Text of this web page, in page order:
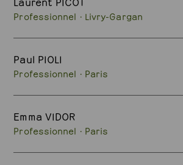
Professionnel · Livry-Gargan
Paul PIOLI
Professionnel · Paris
Emma VIDOR
Professionnel · Paris